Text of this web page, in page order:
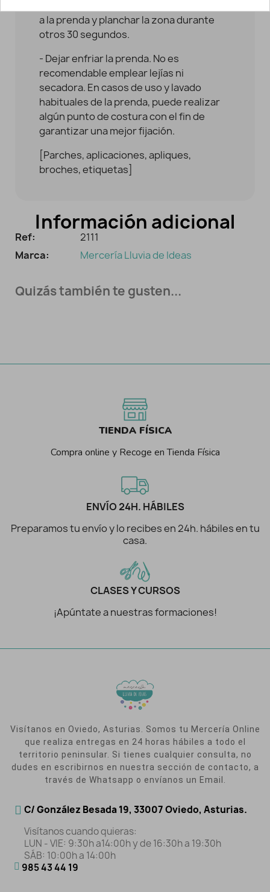
a la prenda y planchar la zona durante
otros 30 segundos.
- Dejar enfriar la prenda. No es
recomendable emplear lejías ni
secadora. En casos de uso y lavado
habituales de la prenda, puede realizar
algún punto de costura con el fin de
garantizar una mejor fijación.
[Parches, aplicaciones, apliques,
broches, etiquetas]
Información adicional
Ref:
2111
Marca:
Mercería Lluvia de Ideas
Quizás también te gusten...
TIENDA FÍSICA
Compra online y Recoge en Tienda Física
ENVÍO 24H. HÁBILES
Preparamos tu envío y lo recibes en 24h. hábiles en tu
casa.
CLASES Y CURSOS
¡Apúntate a nuestras formaciones!
Visítanos en Oviedo, Asturias. Somos tu Mercería Online
que realiza entregas en 24 horas hábiles a todo el
territorio peninsular. Si tienes cualquier consulta, no
dudes en escribirnos en nuestra sección de contacto, a
través de Whatsapp o envíanos un Email.
C/ González Besada 19, 33007 Oviedo, Asturias.
Visítanos cuando quieras:
LUN - VIE: 9:30h a14:00h y de 16:30h a 19:30h
SÁB: 10:00h a 14:00h
985 43 44 19